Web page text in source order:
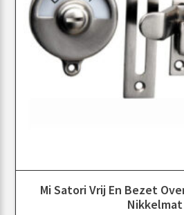
Mi Satori Vrij En Bezet
Nikkelmat